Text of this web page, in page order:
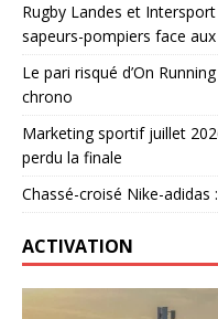
Rugby Landes et
sapeurs-pompiers face
Le pari risqué d’On
chrono
Marketing sportif juillet
perdu la finale
Chassé-croisé Nike-adidas
ACTIVATION